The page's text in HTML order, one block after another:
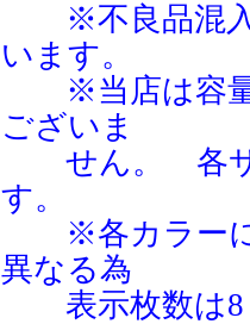
※不良品混入
います。
※当店は容量
ございま
せん。 各サ
す。
※各カラーに
異なる為
表示枚数は8